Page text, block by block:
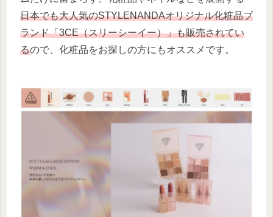
日本でも大人気のSTYLENANDAオリジナル化粧品ブ
ランド「3CE（スリーシーイー）」も販売されてい
るので、化粧品をお探しの方にもオススメです。